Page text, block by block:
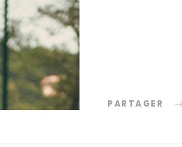
PARTAGER